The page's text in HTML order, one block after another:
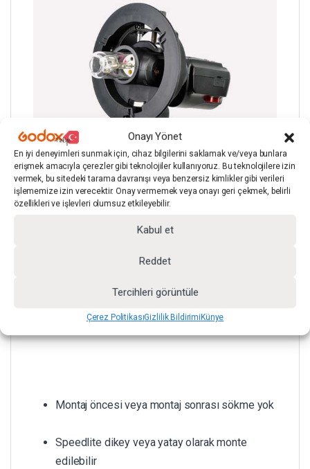
Onayı Yönet
En iyi deneyimleri sunmak için, cihaz bilgilerini saklamak ve/veya bunlara
erişmek amacıyla çerezler gibi teknolojiler kullanıyoruz. Bu teknolojilere izin
vermek, bu sitedeki tarama davranışı veya benzersiz kimlikler gibi verileri
işlememize izin verecektir. Onay vermemek veya onayı geri çekmek, belirli
özellikleri ve işlevleri olumsuz etkileyebilir.
Kabul et
Reddet
Tercihleri görüntüle
Çerez PolitikasıGizlilik BildirimiKünye
TEKNİK ÖZELLİKLER
Montaj öncesi veya montaj sonrası sökme yok
Speedlite dikey veya yatay olarak monte
edilebilir